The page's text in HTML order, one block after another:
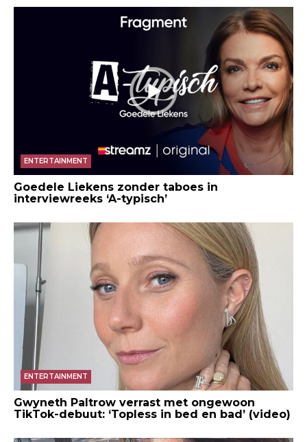
ENTERTAINMENT
Goedele Liekens zonder taboes in
interviewreeks ‘A-typisch’
ENTERTAINMENT
Gwyneth Paltrow verrast met ongewoon
TikTok-debuut: ‘Topless in bed en bad’ (video)